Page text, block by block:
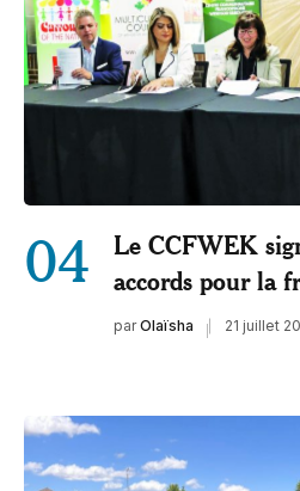
04
Le CCFWEK
accords pour la
par Olaïsha 21 juillet